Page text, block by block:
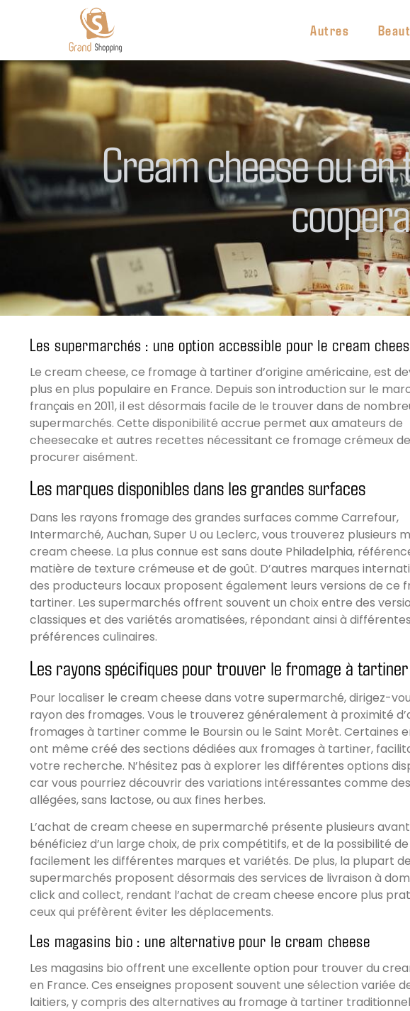
Autres
Cream cheese ou
Les supermarchés : une option accessible pour le cream
Le cream cheese, ce fromage à tartiner d’origine américaine, est
plus en plus populaire en France. Depuis son introduction sur le
français en 2011, il est désormais facile de le trouver dans de
supermarchés. Cette disponibilité accrue permet aux amateurs de
cheesecake et autres recettes nécessitant ce fromage crémeux de
procurer aisément.
Les marques disponibles dans les grandes surfaces
Dans les rayons fromage des grandes surfaces comme Carrefour,
Intermarché, Auchan, Super U ou Leclerc, vous trouverez plusieurs
cream cheese. La plus connue est sans doute Philadelphia,
matière de texture crémeuse et de goût. D’autres marques
des producteurs locaux proposent également leurs versions de ce
tartiner. Les supermarchés offrent souvent un choix entre des
classiques et des variétés aromatisées, répondant ainsi à différentes
préférences culinaires.
Les rayons spécifiques pour trouver le fromage à tartiner
Pour localiser le cream cheese dans votre supermarché, dirigez-
rayon des fromages. Vous le trouverez généralement à proximité
fromages à tartiner comme le Boursin ou le Saint Morêt. Certaines
ont même créé des sections dédiées aux fromages à tartiner,
votre recherche. N’hésitez pas à explorer les différentes options
car vous pourriez découvrir des variations intéressantes comme
allégées, sans lactose, ou aux fines herbes.
L’achat de cream cheese en supermarché présente plusieurs
bénéficiez d’un large choix, de prix compétitifs, et de la possibilité
facilement les différentes marques et variétés. De plus, la plupart
supermarchés proposent désormais des services de livraison à
click and collect, rendant l’achat de cream cheese encore plus
ceux qui préfèrent éviter les déplacements.
Les magasins bio : une alternative pour le cream cheese
Les magasins bio offrent une excellente option pour trouver du
en France. Ces enseignes proposent souvent une sélection variée
laitiers, y compris des alternatives au fromage à tartiner